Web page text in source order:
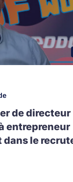
de directeur
entrepreneur
dans le